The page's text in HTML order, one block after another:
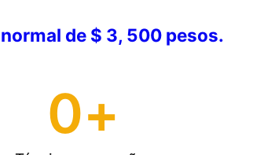
de $ 3, 500 pesos.
0+